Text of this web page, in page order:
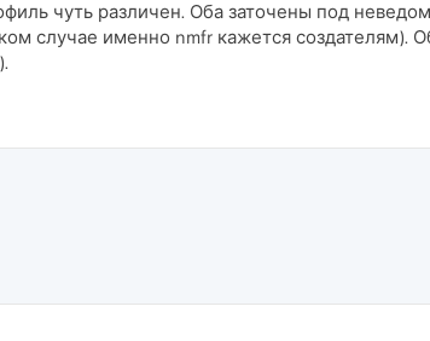
чуть различен. Оба заточены под
случае именно nmfr кажется создателям).